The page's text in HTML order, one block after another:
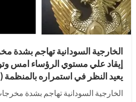
الخارجية السودانية تهاجم بشدة
إيقاد علي مستوي الرؤساء امس
يعيد النظر في استمراره بالمنظمة (
الخارجية السودانية تهاجم بشدة